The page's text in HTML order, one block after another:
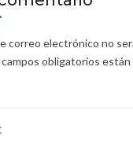
correo electrónico no
campos obligatorios están